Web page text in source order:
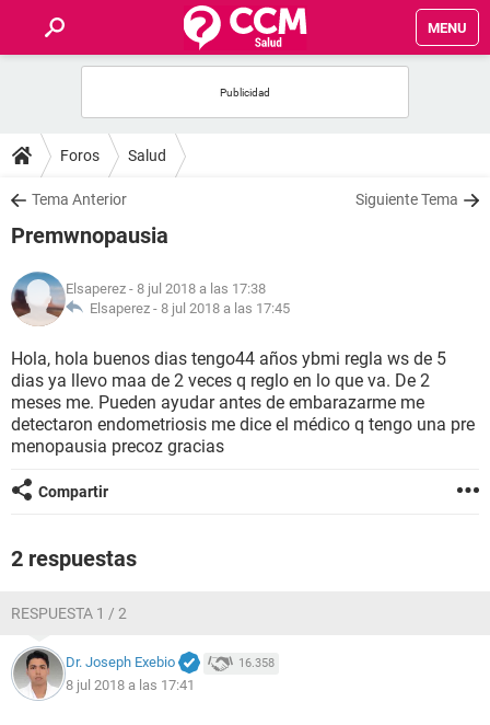
MENU
FOROS
SALUD
NUTRICIÓN
BIENESTAR
SEXUALIDAD
GLOSARIO
Foros Salud
Tema Anterior Siguiente Tema
Premwnopausia
Elsaperez - 8 jul 2018 a las 17:38
Elsaperez - 8 jul 2018 a las 17:45
Hola, hola buenos dias tengo44 años ybmi regla ws de 5
dias ya llevo maa de 2 veces q reglo en lo que va. De 2
meses me. Pueden ayudar antes de embarazarme me
detectaron endometriosis me dice el médico q tengo una pre
menopausia precoz gracias
Compartir
2 respuestas
RESPUESTA 1 / 2
Dr. Joseph Exebio 16.358
8 jul 2018 a las 17:41